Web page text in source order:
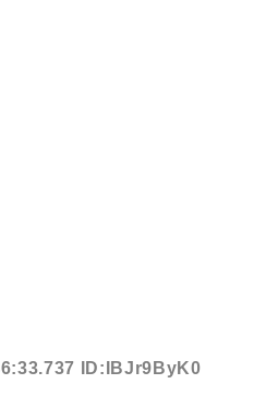
ID:IBJr9ByK0